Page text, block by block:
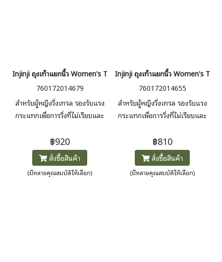
Injinji ถุงเท้าแยกนิ้ว Women's Trail Midweight Crew
760172014679
สำหรับผู้หญิงวิ่งเทรล รองรับแรง
กระแทกเพื่อการวิ่งที่ไม่เรียบและ
สกปรก ระบายความชื้น รองรับ
อุ้งเท้าได้ดี
฿920
สั่งซื้อสินค้า
(มีหลายคุณสมบัติให้เลือก)
Injinji ถุงเท้าแยกนิ้ว Women's
760172014655
สำหรับผู้หญิงวิ่งเทรล รองรับแรง
กระแทกเพื่อการวิ่งที่ไม่เรียบและ
ป้องกันเศษกรวด ระบายความชื้น
รองรับอุ้งเท้าได้ดี
฿810
สั่งซื้อสินค้า
(มีหลายคุณสมบัติให้เลือก)